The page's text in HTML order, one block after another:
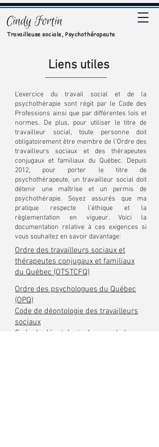
Travailleuse sociale, Psychothérapeute
Liens utiles
L'exercice du travail social et de la
psychothérapie sont régit par le Code des
Professions ainsi que par différentes lois et
normes. De plus, pour utiliser le titre de
travailleur social, toute personne doit
obligatoirement être membre de l'Ordre des
travailleurs sociaux et des thérapeutes
conjugaux et familiaux du Québec. Depuis
2012, pour porter le titre de
psychothérapeute, un travailleur social doit
détenir une maîtrise et un permis de
psychothérapie. Soyez assurés que ma
pratique respecte l'éthique et la
règlementation en vigueur. Voici la
documentation relative à ces exigences si
vous souhaitez en savoir davantage:
Ordre des travailleurs sociaux et
thérapeutes conjugaux et familiaux
du Québec (OTSTCFQ)
Ordre des psychologues du Québec
(OPQ)
Code de déontologie des travailleurs
sociaux
Code de déontologie des psychologues